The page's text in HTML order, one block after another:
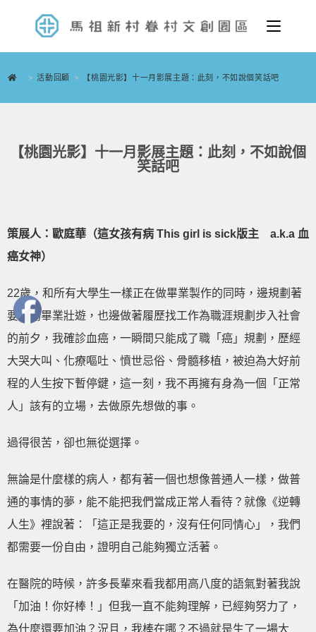
> 活動回顧 > 【桃園光影】十一月影展主題：此刻，不如說個笑話吧
【桃園光影】十一月影展主題：此刻，不如說個
笑話吧
策展人： 歐庭華 （這女孩有病 This girl is sick版主 a.k.a 血
癌女神）
22歲，和所有大學生一樣正在做畢業製作的同時，邊規劃著
要來場畢業壯遊，也邊做著履歷找工作為職涯規劃步入社會
的前夕，我確診血癌，一瞬間只能成了職「癌」規劃，歷經
大哭大叫、化療嘔吐、憤世忌俗、骨髓移植，被迫為大好前
程的人生按下暫停鍵，這一刻，我不再擁有身為一個「正常
人」該有的立場，去做原先想做的事。
過得很苦，卻也無從選擇。
無論是什麼樣的病人，都有著一個也想像普通人一樣，做普
通的事情的夢，能不能把我們當成正常人看待？就像《逆轉
人生》裡說著：「這正是我要的，沒有任何同情心」，我們
都需要一份自由，證明自己能夠獨立活著。
在醫院的時候，許多長輩來看我都用高八度的語氣對著我說
「加油！你好棒！」但我一直不能夠理解，已經夠努力了，
為什麼還要加油？況且，我棒在哪？不過就是生了一場大